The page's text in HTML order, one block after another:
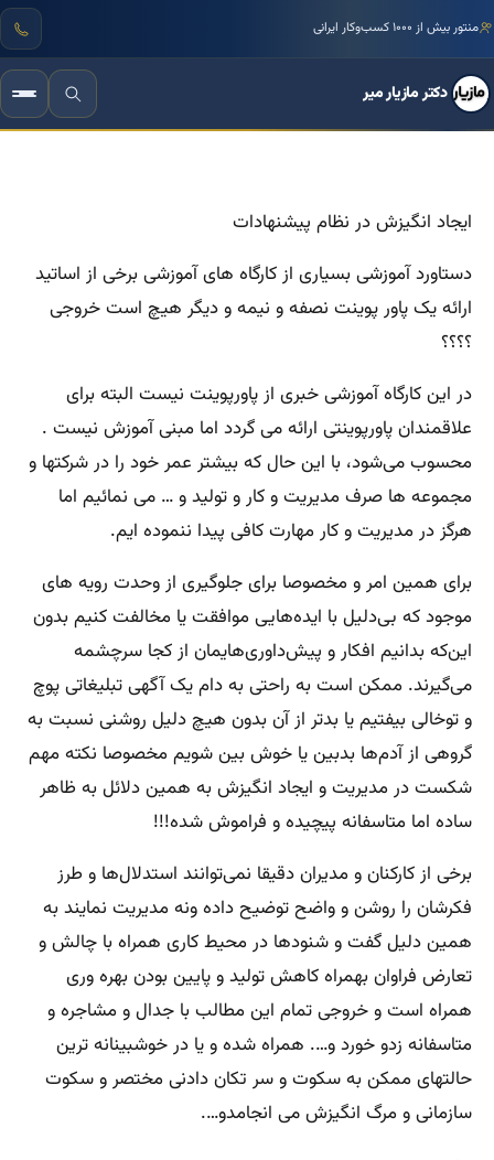
منتور بیش از ۱۰۰۰ کسب‌وکار ایرانی
دکتر مازیار میر
ایجاد انگیزش در نظام پیشنهادات
دستاورد آموزشی بسیاری از کارگاه های آموزشی برخی از اساتید
ارائه یک پاور پوینت نصفه و نیمه و دیگر هیچ است خروجی
؟؟؟؟
در این کارگاه آموزشی خبری از پاورپوینت نیست البته برای
علاقمندان پاورپوینتی ارائه می گردد اما مبنی آموزش نیست .
محسوب می‌شود، با این حال که بیشتر عمر خود را در شرکتها و
مجموعه ها صرف مدیریت و کار و تولید و … می نمائیم اما
هرگز در مدیریت و کار مهارت کافی پیدا ننموده ایم.
برای همین امر و مخصوصا برای جلوگیری از وحدت رویه های
موجود که بی‌دلیل با ایده‌هایی موافقت یا مخالفت کنیم بدون
این‌که بدانیم افکار و پیش‌داوری‌هایمان از کجا سرچشمه
می‌گیرند. ممکن است به راحتی به دام یک آگهی‌ تبلیغاتی پوچ
و توخالی بیفتیم یا بدتر از آن بدون هیچ دلیل روشنی نسبت به
گروهی از آدم‌ها بدبین یا خوش بین شویم مخصوصا نکته مهم
شکست در مدیریت و ایجاد انگیزش به همین دلائل به ظاهر
ساده اما متاسفانه پیچیده و فراموش شده!!!
برخی از کارکنان و مدیران دقیقا نمی‌توانند استدلال‌ها و طرز
فکرشان را روشن و واضح توضیح داده ونه مدیریت نمایند به
همین دلیل گفت‌ و شنودها در محیط کاری همراه با چالش و
تعارض فراوان بهمراه کاهش تولید و پایین بودن بهره وری
همراه است و خروجی تمام این مطالب با جدال و مشاجره و
متاسفانه زدو خورد و…. همراه شده و یا در خوشبینانه ترین
حالتهای ممکن به سکوت و سر تکان دادنی مختصر و سکوت
سازمانی و مرگ انگیزش می انجامدو….